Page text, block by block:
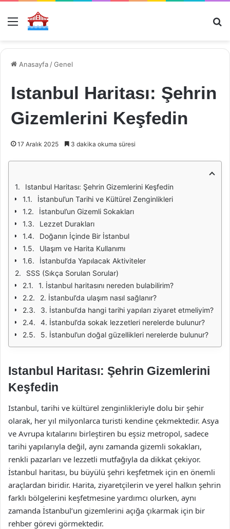
Menü
Anasayfa /Genel
Istanbul Haritası: Şehrin
Gizemlerini Keşfedin
17 Aralık 2025 3 dakika okuma süresi
Istanbul Haritası: Şehrin Gizemlerini Keşfedin
İstanbul’un Tarihi ve Kültürel Zenginlikleri
İstanbul’un Gizemli Sokakları
Lezzet Durakları
Doğanın İçinde Bir İstanbul
Ulaşım ve Harita Kullanımı
İstanbul’da Yapılacak Aktiviteler
SSS (Sıkça Sorulan Sorular)
1. İstanbul haritasını nereden bulabilirim?
2. İstanbul’da ulaşım nasıl sağlanır?
3. İstanbul’da hangi tarihi yapıları ziyaret etmeliyim?
4. İstanbul’da sokak lezzetleri nerelerde bulunur?
5. İstanbul’un doğal güzellikleri nerelerde bulunur?
Istanbul Haritası: Şehrin Gizemlerini
Keşfedin
Istanbul, tarihi ve kültürel zenginlikleriyle dolu bir şehir
olarak, her yıl milyonlarca turisti kendine çekmektedir. Asya
ve Avrupa kıtalarını birleştiren bu eşsiz metropol, sadece
tarihi yapılarıyla değil, aynı zamanda gizemli sokakları,
renkli pazarları ve lezzetli mutfağıyla da dikkat çekiyor.
İstanbul haritası, bu büyülü şehri keşfetmek için en önemli
araçlardan biridir. Harita, ziyaretçilerin ve yerel halkın şehrin
farklı bölgelerini keşfetmesine yardımcı olurken, aynı
zamanda İstanbul’un gizemlerini açığa çıkarmak için bir
rehber görevi görmektedir.